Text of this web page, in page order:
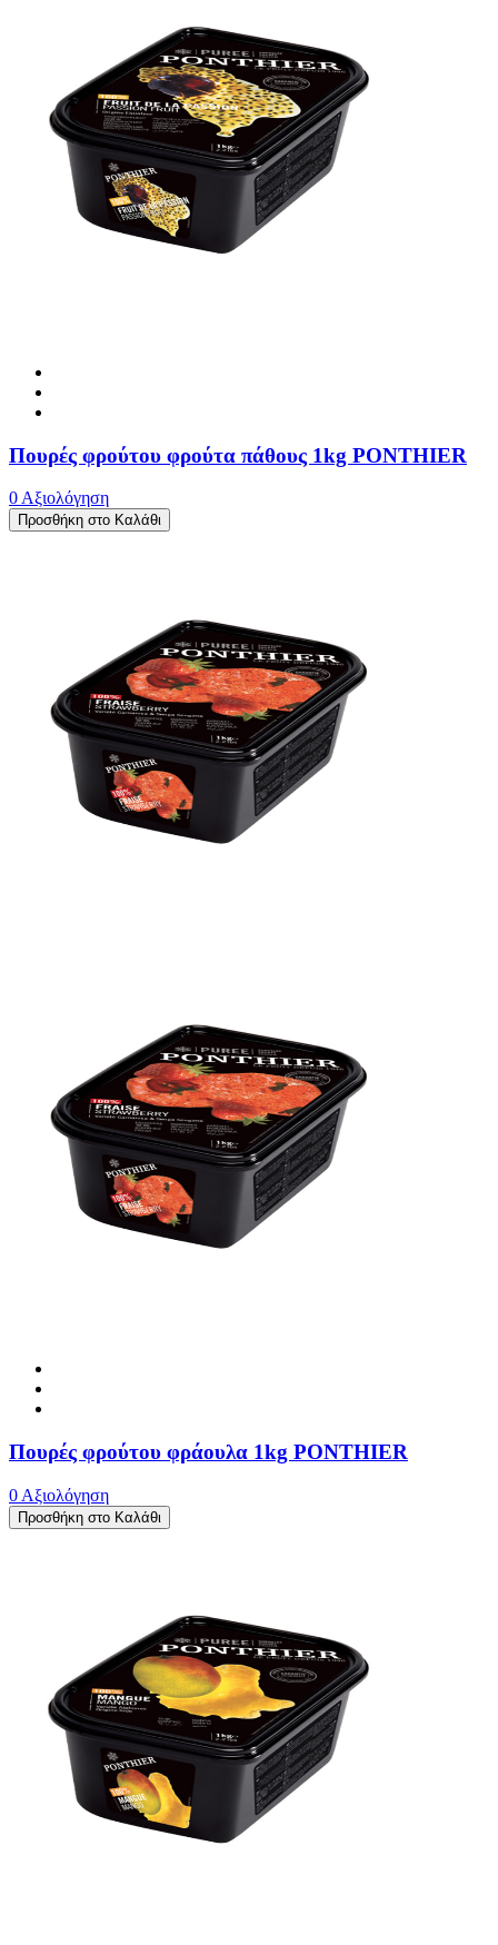
Πουρές φρούτου φρούτα πάθους 1kg PONTHIER
0 Αξιολόγηση
Προσθήκη στο Καλάθι
Πουρές φρούτου φράουλα 1kg PONTHIER
0 Αξιολόγηση
Προσθήκη στο Καλάθι